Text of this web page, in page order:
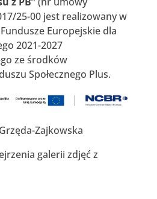
25-00 jest realizowany w
Europejskie dla
2021-2027
ze środków
Społecznego Plus.
Zajkowska
galerii zdjęć z